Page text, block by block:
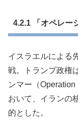
4.2.1 「オペレー
イスラエルによる
戦。トランプ政権
ンマー（
おいて、イランの
的とした。